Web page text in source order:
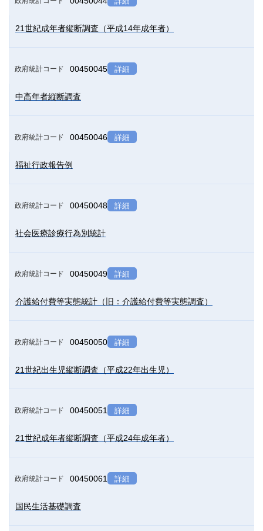
21世紀成年者縦断調査（平成14年成年者）
政府統計コード 00450045 詳細
中高年者縦断調査
政府統計コード 00450046 詳細
福祉行政報告例
政府統計コード 00450048 詳細
社会医療診療行為別統計
政府統計コード 00450049 詳細
介護給付費等実態統計（旧：介護給付費等実態調査）
政府統計コード 00450050 詳細
21世紀出生児縦断調査（平成22年出生児）
政府統計コード 00450051 詳細
21世紀成年者縦断調査（平成24年成年者）
政府統計コード 00450061 詳細
国民生活基礎調査